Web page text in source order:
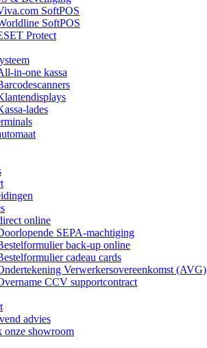
SoftPOS
SoftPOS
Protect
in-one kassa
lades
online
SEPA-machtiging
back-up online
cadeau cards
Verwerkersovereenkomst (AVG)
CCV supportcontract
advies
onze showroom